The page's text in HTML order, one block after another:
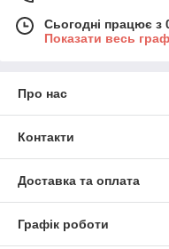
Сьогодні працює з
Показати весь
Про нас
Контакти
Доставка та оплата
Графік роботи